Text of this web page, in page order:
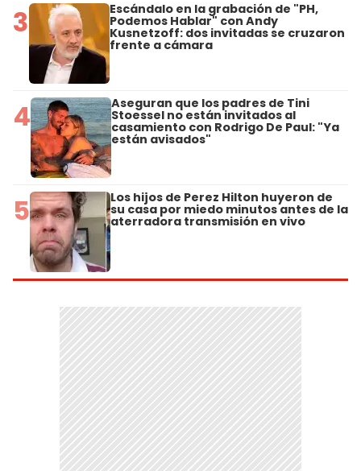
3 Escándalo en la grabación de "PH,
Podemos Hablar" con Andy
Kusnetzoff: dos invitadas se cruzaron
frente a cámara
4 Aseguran que los padres de Tini
Stoessel no están invitados al
casamiento con Rodrigo De Paul: "Ya
están avisados"
5 Los hijos de Perez Hilton huyeron de
su casa por miedo minutos antes de la
aterradora transmisión en vivo